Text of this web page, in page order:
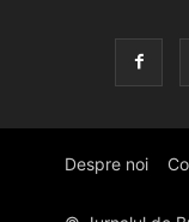
Despre noi